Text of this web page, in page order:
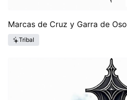
Marcas de Cruz y Garra de Oso
Tribal